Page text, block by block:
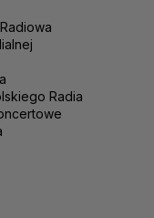
Radia